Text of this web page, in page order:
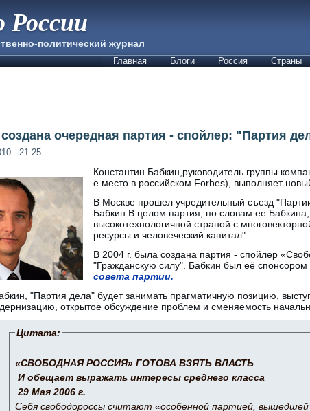
России
политический журнал
Главная Блоги Россия Страны
очередная партия - спойлер: "Партия
- 21:25
Константин Бабкин,руководитель группы
е место в российском Forbes), выполняет
В Москве прошел учредительный съезд
Бабкин.В целом партия, по словам ее
высокотехнологичной страной с
ресурсы и человеческий капитал".
В 2004 г. была создана партия - спойлер
"Гражданскую силу". Бабкин был её спонсором
совета партии.
"Партия дела" будет занимать прагматичную позицию,
открытое обсуждение проблем и сменяемость
Цитата:
«СВОБОДНАЯ РОССИЯ» ГОТОВА ВЗЯТЬ ВЛАСТЬ
И обещает выражать интересы среднего класса
29 Мая 2006 г.
Себя свободороссы считают «особенной партией, вышедшей